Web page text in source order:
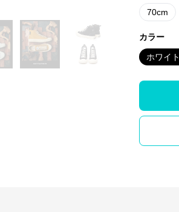
70cm
カラー
ホワイト